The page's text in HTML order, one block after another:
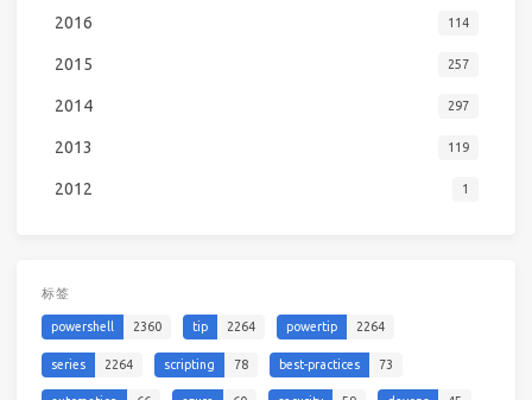
2016 114
2015 257
2014 297
2013 119
2012 1
标签
powershell 2360 tip 2264 powertip 2264
series 2264 scripting 78 best-practices 73